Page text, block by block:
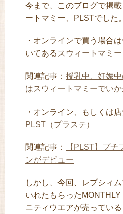
今まで、このブログで掲
ートマミー、PLSTでした。
・オンラインで買う場合
いてある スウィートマミー
関連記事： 授乳中、妊娠
はスウィートマミーでいか
・オンライン、もしくは
PLST（プラステ）
関連記事：
【PLST】プチ
ンがデビュー
しかし、今回、レプシィ
いれたもらった
ニティウエアが売ってい